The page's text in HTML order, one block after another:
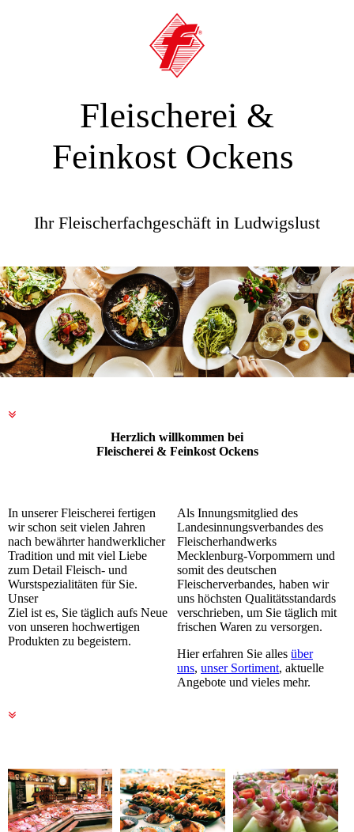
Fleischerei &
Feinkost Ockens
Ihr Fleischerfachgeschäft in Ludwigslust
Herzlich willkommen bei
Fleischerei & Feinkost Ockens
In unserer Fleischerei fertigen
wir schon seit vielen Jahren
nach bewährter handwerklicher
Tradition und mit viel Liebe
zum Detail Fleisch- und
Wurstspezialitäten für Sie.
Unser
Ziel ist es, Sie täglich aufs Neue
von unseren hochwertigen
Produkten zu begeistern.
Als Innungsmitglied des
Landesinnungsverbandes des
Fleischerhandwerks
Mecklenburg-Vorpommern und
somit des deutschen
Fleischerverbandes, haben wir
uns höchsten Qualitätsstandards
verschrieben, um Sie täglich mit
frischen Waren zu versorgen.
Hier erfahren Sie alles über
uns, unser Sortiment, aktuelle
Angebote und vieles mehr.